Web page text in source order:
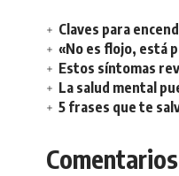
Claves para
«No es flojo, está
Estos síntomas
La salud mental
5 frases que te